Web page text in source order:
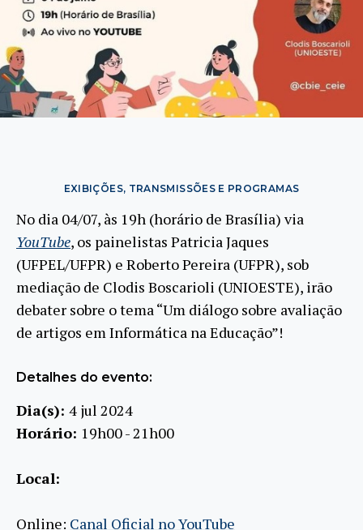
EXIBIÇÕES, TRANSMISSÕES E PROGRAMAS
No dia 04/07, às 19h (horário de Brasília) via
YouTube, os painelistas Patricia Jaques
(UFPEL/UFPR) e Roberto Pereira (UFPR), sob
mediação de Clodis Boscarioli (UNIOESTE), irão
debater sobre o tema “Um diálogo sobre avaliação
de artigos em Informática na Educação”!
Detalhes do evento:
Dia(s): 4 jul 2024
Horário: 19h00 - 21h00
Local:
Online: Canal Oficial no YouTube